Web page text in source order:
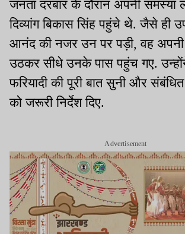
जनता दरबार के दौरान अपनी
दिव्यांग बिकास सिंह पहुंचे थे. जैसे ही
आनंद की नजर उन पर पड़ी, वह अपनी
उठकर सीधे उनके पास पहुंच गए. उन्होंने
फरियादी की पूरी बात सुनी और संबंधित
को जरूरी निर्देश दिए.
Advertisement